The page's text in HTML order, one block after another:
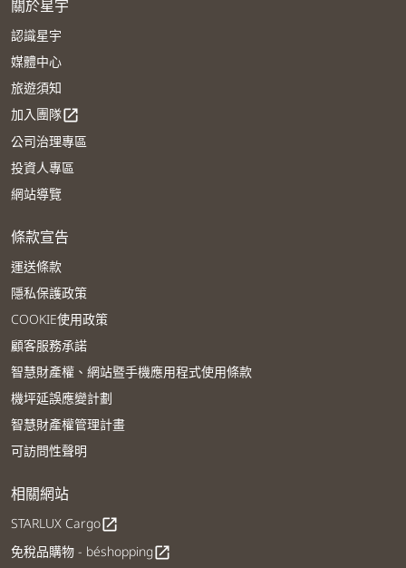
關於星宇
認識星宇
媒體中心
旅遊須知
加入團隊open_in_new
公司治理專區
投資人專區
網站導覽
條款宣告
運送條款
隱私保護政策
COOKIE使用政策
顧客服務承諾
智慧財產權、網站暨手機應用程式使用條款
機坪延誤應變計劃
智慧財產權管理計畫
可訪問性聲明
相關網站
STARLUX Cargoopen_in_new
免稅品購物 - béshoppingopen_in_new